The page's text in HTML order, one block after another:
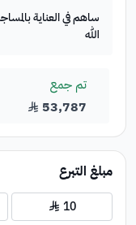
ساهم في العناية
الله
تم جمع
53,787﷼
مبلغ التبرع
10﷼